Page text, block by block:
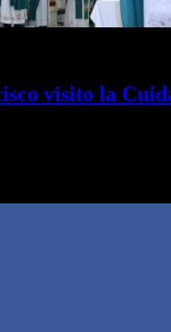
visito la